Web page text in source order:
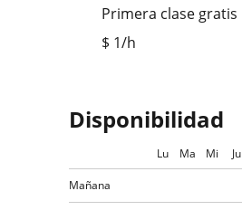
Primera clase gratis
$ 1/h
Disponibilidad
Lu Ma Mi Ju
Mañana